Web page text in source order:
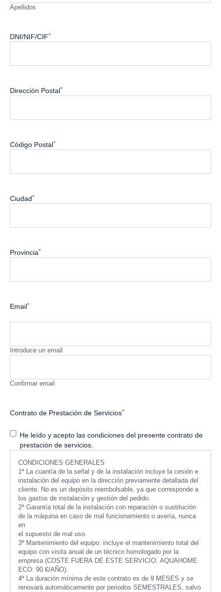
Apellidos
DNI/NIF/CIF*
Dirección Postal*
Código Postal*
Ciudad*
Provincia*
Email*
Introduce un email
Confirmar email
Contrato de Prestación de Servicios*
He leído y acepto las condiciones del presente contrato de
prestación de servicios.
CONDICIONES GENERALES
1ª La cuantía de la señal y de la instalación incluye la cesión e
instalación del equipo en la dirección previamente detallada del
cliente. No es un depósito reembolsable, ya que corresponde a
los gastos de instalación y gestión del pedido.
2ª Garantía total de la instalación con reparación o sustitución
de la máquina en caso de mal funcionamiento o avería, nunca
en
el supuesto de mal uso.
3ª Mantenimiento del equipo: incluye el mantenimiento total del
equipo con visita anual de un técnico homologado por la
empresa (COSTE FUERA DE ESTE SERVICIO: AQUAHOME
ECO: 90 €/AÑO).
4ª La duración mínima de este contrato es de 9 MESES y se
renovará automáticamente por periodos SEMESTRALES, salvo